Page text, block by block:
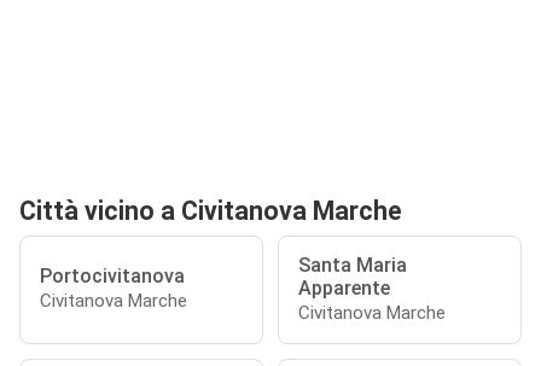
Città vicino a Civitanova Marche
Portocivitanova
Civitanova Marche
Santa Maria
Apparente
Civitanova Marche